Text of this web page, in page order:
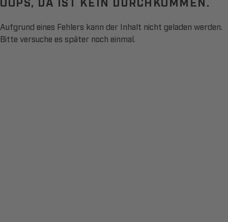
Aufgrund eines Fehlers kann der Inhalt nicht geladen werden.
Bitte versuche es später noch einmal.